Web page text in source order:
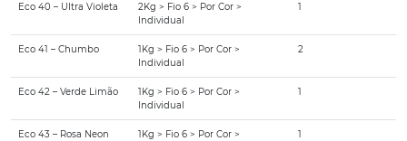
Eco 40 – Ultra Violeta
2Kg > Fio 6 > Por Cor >
Individual
1
Eco 41 – Chumbo
1Kg > Fio 6 > Por Cor >
Individual
2
Eco 42 – Verde Limão
1Kg > Fio 6 > Por Cor >
Individual
1
Eco 43 – Rosa Neon
1Kg > Fio 6 > Por Cor >
1